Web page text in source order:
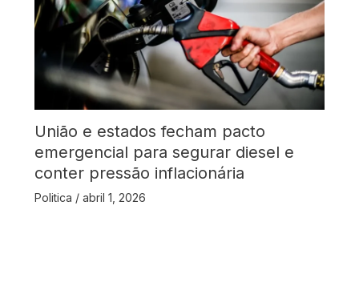
União e estados fecham pacto
emergencial para segurar diesel e
conter pressão inflacionária
Politica / abril 1, 2026